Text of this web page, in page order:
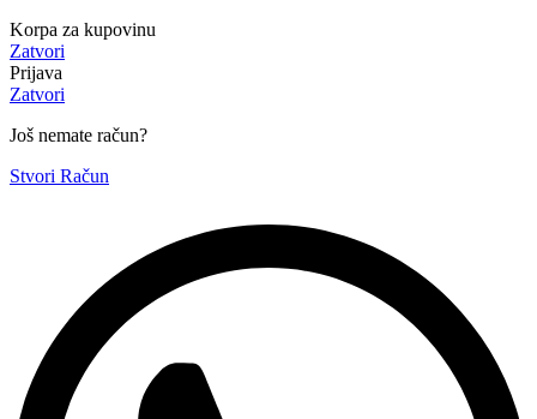
Korpa za kupovinu
Zatvori
Prijava
Zatvori
Još nemate račun?
Stvori Račun